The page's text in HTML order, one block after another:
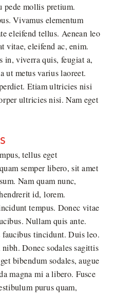
pede mollis pretium.
Vivamus elementum
eleifend tellus. Aenean leo
vitae, eleifend ac, enim.
in, viverra quis, feugiat a,
ut metus varius laoreet.
Etiam ultricies nisi
ultricies nisi. Nam eget
tellus eget
semper libero, sit amet
Nam quam nunc,
id, lorem.
tempus. Donec vitae
Nullam quis ante.
faucibus tincidunt. Duis leo.
Donec sodales sagittis
bibendum sodales, augue
magna mi a libero. Fusce
purus quam,